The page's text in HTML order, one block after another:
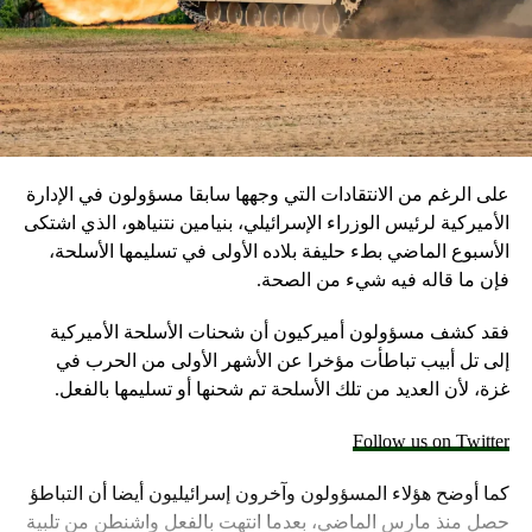
على الرغم من الانتقادات التي وجهها سابقا مسؤولون في الإدارة
الأميركية لرئيس الوزراء الإسرائيلي، بنيامين نتنياهو، الذي اشتكى
الأسبوع الماضي بطء حليفة بلاده الأولى في تسليمها الأسلحة،
فإن ما قاله فيه شيء من الصحة.
فقد كشف مسؤولون أميركيون أن شحنات الأسلحة الأميركية
إلى تل أبيب تباطأت مؤخرا عن الأشهر الأولى من الحرب في
غزة، لأن العديد من تلك الأسلحة تم شحنها أو تسليمها بالفعل.
Follow us on Twitter
كما أوضح هؤلاء المسؤولون وآخرون إسرائيليون أيضا أن التباطؤ
حصل منذ مارس الماضي، بعدما انتهت بالفعل واشنطن من تلبية